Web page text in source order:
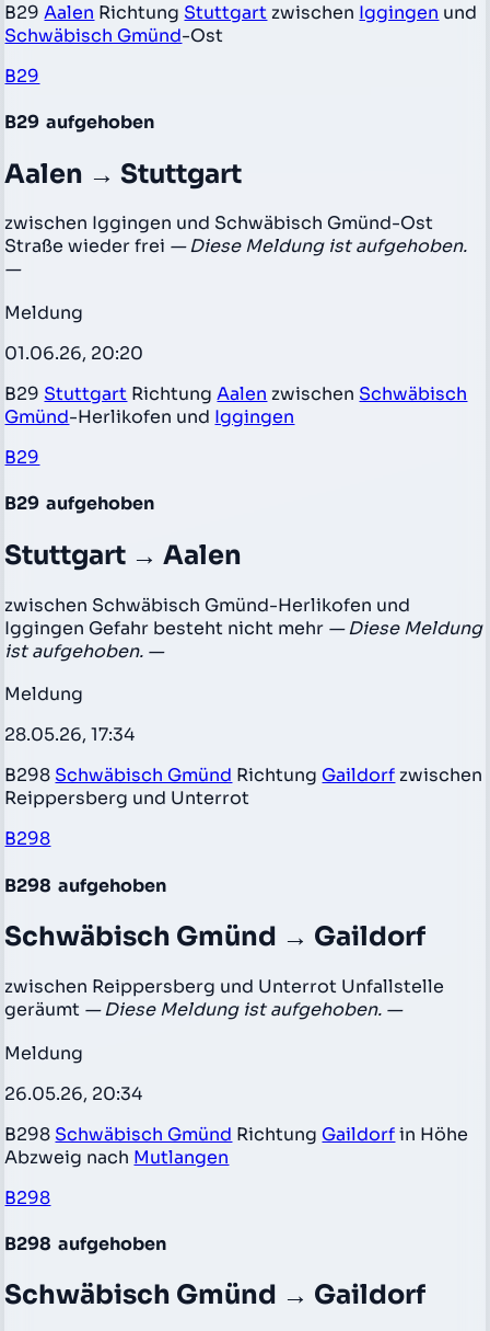
B29Aalen Richtung Stuttgart zwischen Iggingen und
Schwäbisch Gmünd-Ost
B29
B29 aufgehoben
Aalen → Stuttgart
zwischen Iggingen und Schwäbisch Gmünd-Ost
Straße wieder frei — Diese Meldung ist aufgehoben.
—
Meldung
01.06.26, 20:20
B29 Stuttgart RichtungAalen zwischen Schwäbisch
Gmünd-Herlikofen und Iggingen
B29
B29 aufgehoben
Stuttgart → Aalen
zwischen Schwäbisch Gmünd-Herlikofen und
Iggingen Gefahr besteht nicht mehr — Diese Meldung
ist aufgehoben. —
Meldung
28.05.26, 17:34
B298 Schwäbisch Gmünd Richtung Gaildorf zwischen
Reippersberg und Unterrot
B298
B298 aufgehoben
Schwäbisch Gmünd → Gaildorf
zwischen Reippersberg und Unterrot Unfallstelle
geräumt — Diese Meldung ist aufgehoben. —
Meldung
26.05.26, 20:34
B298 Schwäbisch Gmünd Richtung Gaildorfin Höhe
Abzweig nach Mutlangen
B298
B298 aufgehoben
Schwäbisch Gmünd → Gaildorf